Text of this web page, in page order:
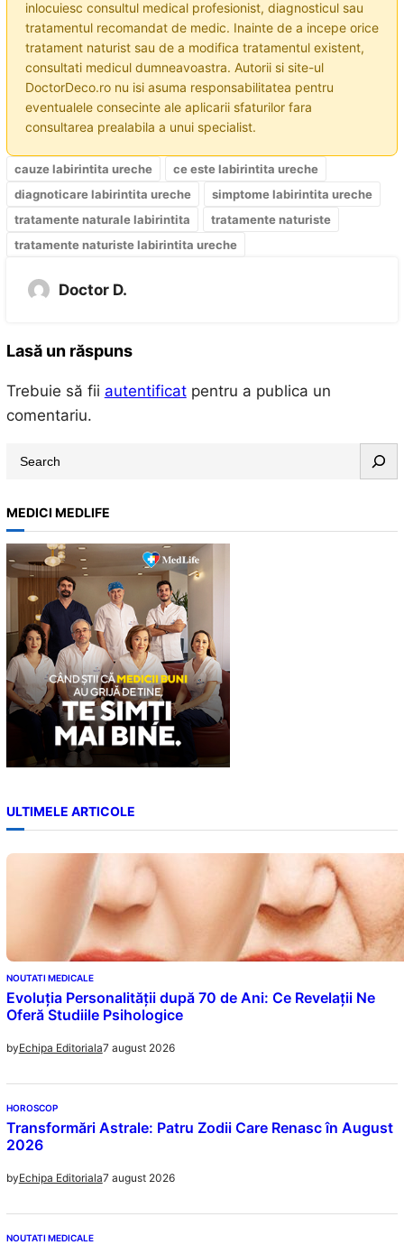
inlocuiesc consultul medical profesionist, diagnosticul sau
tratamentul recomandat de medic. Inainte de a incepe orice
tratament naturist sau de a modifica tratamentul existent,
consultati medicul dumneavoastra. Autorii si site-ul
DoctorDeco.ro nu isi asuma responsabilitatea pentru
eventualele consecinte ale aplicarii sfaturilor fara
consultarea prealabila a unui specialist.
cauze labirintita ureche
ce este labirintita ureche
diagnoticare labirintita ureche
simptome labirintita ureche
tratamente naturale labirintita
tratamente naturiste
tratamente naturiste labirintita ureche
Doctor D.
Lasă un răspuns
Trebuie să fii autentificatpentru a publica un
comentariu.
a
r
c
h
MEDICI MEDLIFE
ULTIMELE ARTICOLE
NOUTATI MEDICALE
Evoluția Personalității după 70 de Ani: Ce Revelații Ne
Oferă Studiile Psihologice
byEchipa Editoriala7 august 2026
HOROSCOP
Transformări Astrale: Patru Zodii Care Renasc în August
2026
byEchipa Editoriala7 august 2026
NOUTATI MEDICALE